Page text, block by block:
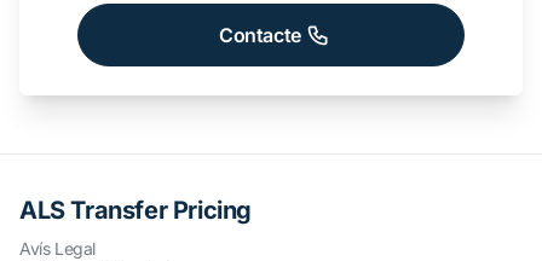
Contacte
ALS Transfer Pricing
Avís Legal